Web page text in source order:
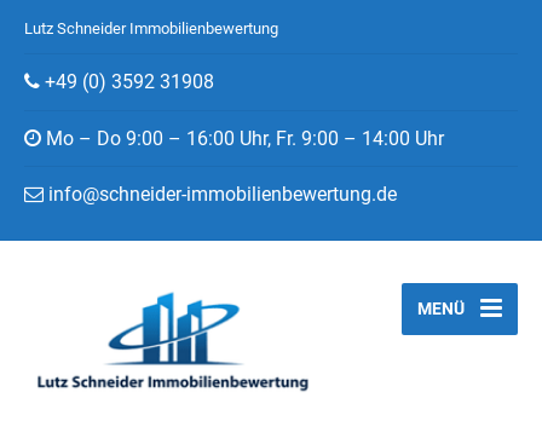
Lutz Schneider Immobilienbewertung
+49 (0) 3592 31908
Mo – Do 9:00 – 16:00 Uhr, Fr. 9:00 – 14:00 Uhr
info@schneider-immobilienbewertung.de
MENÜ